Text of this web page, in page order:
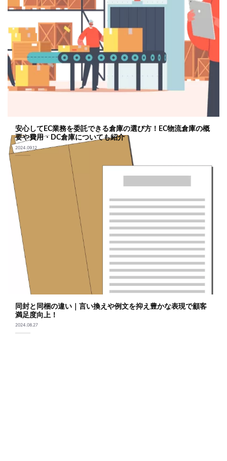
安心してEC業務を委託できる倉庫の選び方！EC物流倉庫の概
要や費用・DC倉庫についても紹介
2024.09.12
同封と同梱の違い｜言い換えや例文を抑え豊かな表現で顧客
満足度向上！
2024.08.27